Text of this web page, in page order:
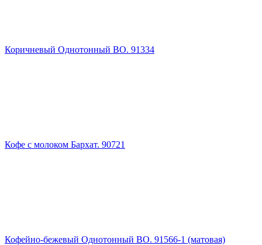
Коричневый Однотонный ВО. 91334
Кофе с молоком Бархат. 90721
Кофейно-бежевый Однотонный ВО. 91566-1 (матовая)